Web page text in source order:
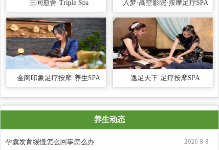
三间愈舍·Triple Spa 入梦·高空影院·按摩足疗SPA
金阁印象足疗按摩·养生SPA 逸足天下·足疗按摩SPA
养生动态
2026-8-8
孕囊发育缓慢怎么回事怎么办